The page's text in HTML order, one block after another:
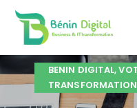
BENIN DIGITAL,